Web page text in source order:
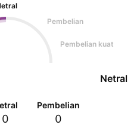
Pembelian
Pembelian kuat
Netral
0
Pembelian
0